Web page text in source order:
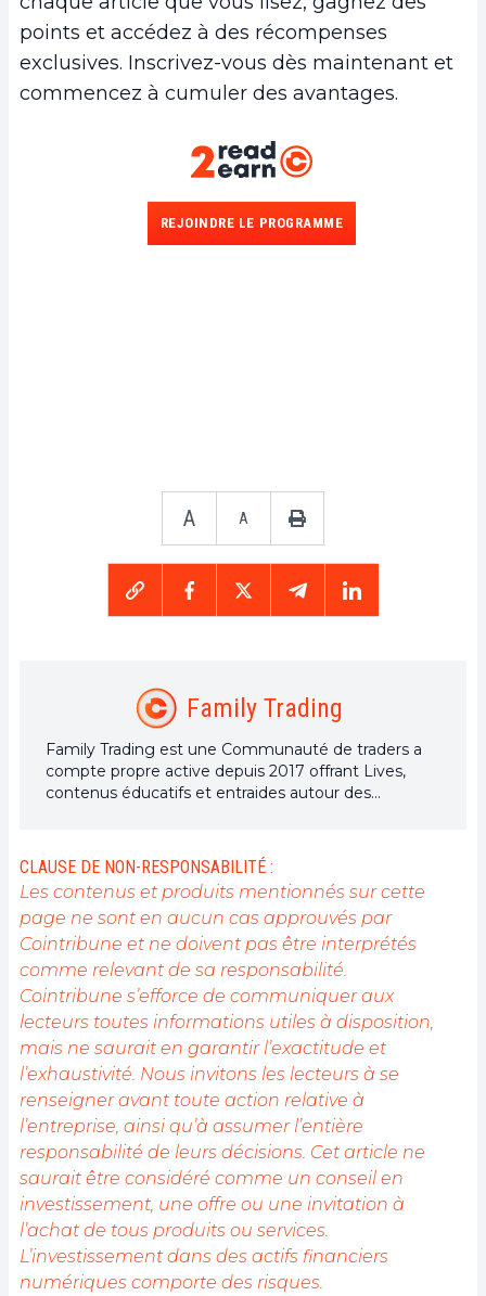
points et accédez à des récompenses
exclusives. Inscrivez-vous dès maintenant et
commencez à cumuler des avantages.
REJOINDRE LE PROGRAMME
A A
Family Trading
Family Trading est une Communauté de traders a
compte propre active depuis 2017 offrant Lives,
contenus éducatifs et entraides autour des
passion sur le marché crypto.
CLAUSE DE NON-RESPONSABILITÉ :
Les contenus et produits mentionnés sur cette
page ne sont en aucun cas approuvés par
Cointribune et ne doivent pas être interprétés
comme relevant de sa responsabilité.
Cointribune s’efforce de communiquer aux
lecteurs toutes informations utiles à disposition,
mais ne saurait en garantir l’exactitude et
l’exhaustivité. Nous invitons les lecteurs à se
renseigner avant toute action relative à
l’entreprise, ainsi qu’à assumer l’entière
responsabilité de leurs décisions. Cet article ne
saurait être considéré comme un conseil en
investissement, une offre ou une invitation à
l’achat de tous produits ou services.
L’investissement dans des actifs financiers
numériques comporte des risques.